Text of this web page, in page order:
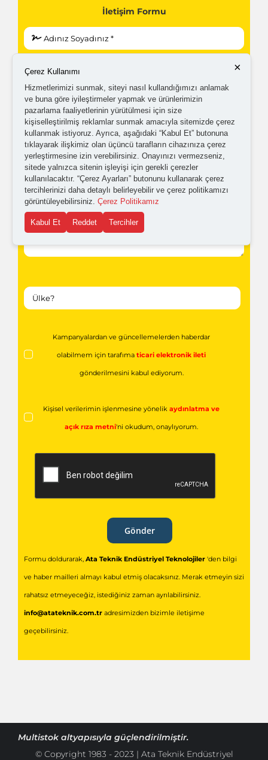
İletişim Formu
Kampanyalardan ve güncellemelerden haberdar
olabilmem için tarafımaticari elektronik ileti
gönderilmesini kabul ediyorum.
Kişisel verilerimin işlenmesine yönelikaydınlatma ve
açık rıza metni'ni okudum,onaylıyorum.
Gönder
Formu doldurarak, Ata Teknik Endüstriyel Teknolojiler'den bilgi
ve haber mailleri almayı kabul etmiş olacaksınız. Merak etmeyin sizi
rahatsız etmeyeceğiz, istediğiniz zaman ayrılabilirsiniz.
info@atateknik.com.tradresimizden bizimle iletişime
geçebilirsiniz.
Multistok altyapısıyla güçlendirilmiştir.
© Copyright 1983 - 2023 | Ata Teknik Endüstriyel
×
Çerez Kullanımı
Hizmetlerimizi sunmak, siteyi nasıl kullandığımızı anlamak
ve buna göre iyileştirmeler yapmak ve ürünlerimizin
pazarlama faaliyetlerinin yürütülmesi için size
kişiselleştirilmiş reklamlar sunmak amacıyla sitemizde çerez
kullanmak istiyoruz. Ayrıca, aşağıdaki “Kabul Et” butonuna
tıklayarak ilişkimiz olan üçüncü tarafların cihazınıza çerez
yerleştirmesine izin verebilirsiniz. Onayınızı vermezseniz,
sitede yalnızca sitenin işleyişi için gerekli çerezler
kullanılacaktır. “Çerez Ayarları” butonunu kullanarak çerez
tercihlerinizi daha detaylı belirleyebilir ve çerez politikamızı
görüntüleyebilirsiniz. Çerez Politikamız
Kabul Et Reddet Tercihler